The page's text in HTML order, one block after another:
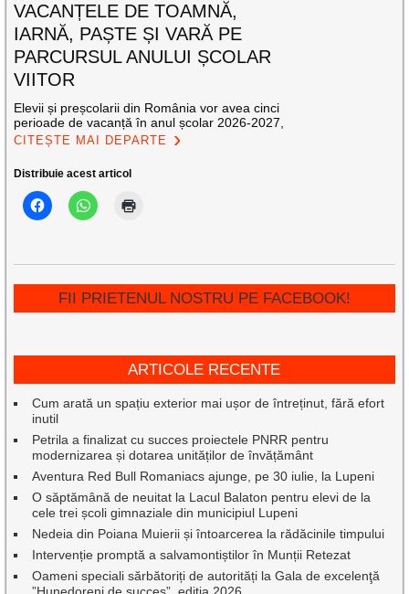
VACANȚELE DE TOAMNĂ,
IARNĂ, PAȘTE ȘI VARĂ PE
PARCURSUL ANULUI ȘCOLAR
VIITOR
Elevii și preșcolarii din România vor avea cinci
perioade de vacanță în anul școlar 2026-2027,
CITEȘTE MAI DEPARTE
Distribuie acest articol
FII PRIETENUL NOSTRU PE FACEBOOK!
ARTICOLE RECENTE
Cum arată un spațiu exterior mai ușor de întreținut, fără efort
inutil
Petrila a finalizat cu succes proiectele PNRR pentru
modernizarea și dotarea unităților de învățământ
Aventura Red Bull Romaniacs ajunge, pe 30 iulie, la Lupeni
O săptămână de neuitat la Lacul Balaton pentru elevi de la
cele trei școli gimnaziale din municipiul Lupeni
Nedeia din Poiana Muierii și întoarcerea la rădăcinile timpului
Intervenție promptă a salvamontiștilor în Munții Retezat
Oameni speciali sărbătoriți de autorități la Gala de excelenţă